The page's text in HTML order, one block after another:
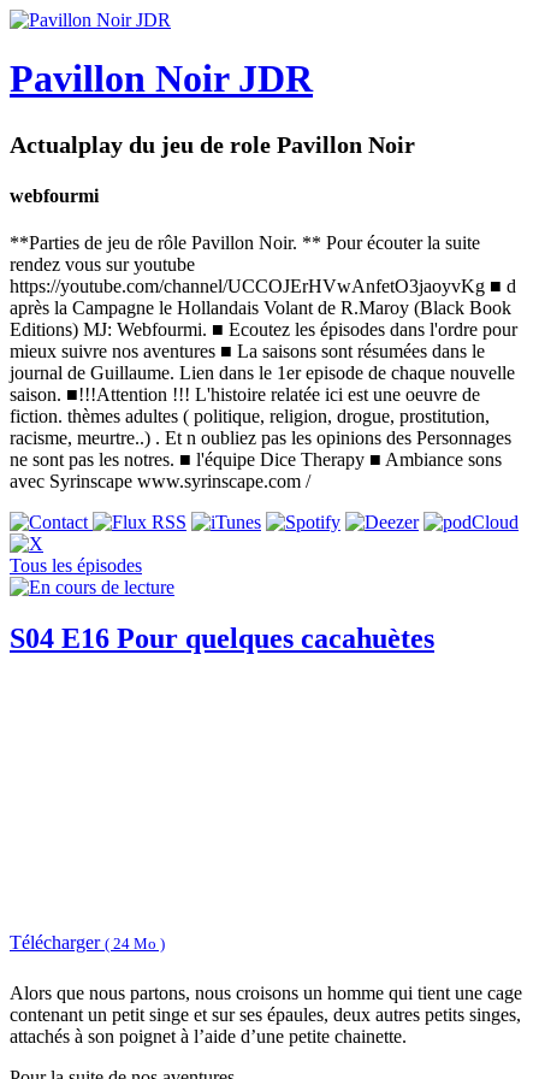
Pavillon Noir JDR
Actualplay du jeu de role Pavillon Noir
webfourmi
**Parties de jeu de rôle Pavillon Noir. ** Pour écouter la suite
rendez vous sur youtube
https://youtube.com/channel/UCCOJErHVwAnfetO3jaoyvKg ■ d
après la Campagne le Hollandais Volant de R.Maroy (Black Book
Editions) MJ: Webfourmi. ■ Ecoutez les épisodes dans l'ordre pour
mieux suivre nos aventures ■ La saisons sont résumées dans le
journal de Guillaume. Lien dans le 1er episode de chaque nouvelle
saison. ■!!!Attention !!! L'histoire relatée ici est une oeuvre de
fiction. thèmes adultes ( politique, religion, drogue, prostitution,
racisme, meurtre..) . Et n oubliez pas les opinions des Personnages
ne sont pas les notres. ■ l'équipe Dice Therapy ■ Ambiance sons
avec Syrinscape www.syrinscape.com /
Tous les épisodes
S04 E16 Pour quelques cacahuètes
Télécharger ( 24 Mo )
Alors que nous partons, nous croisons un homme qui tient une cage
contenant un petit singe et sur ses épaules, deux autres petits singes,
attachés à son poignet à l’aide d’une petite chainette.